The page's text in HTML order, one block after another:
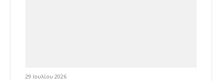
29 Ιουλίου 2026